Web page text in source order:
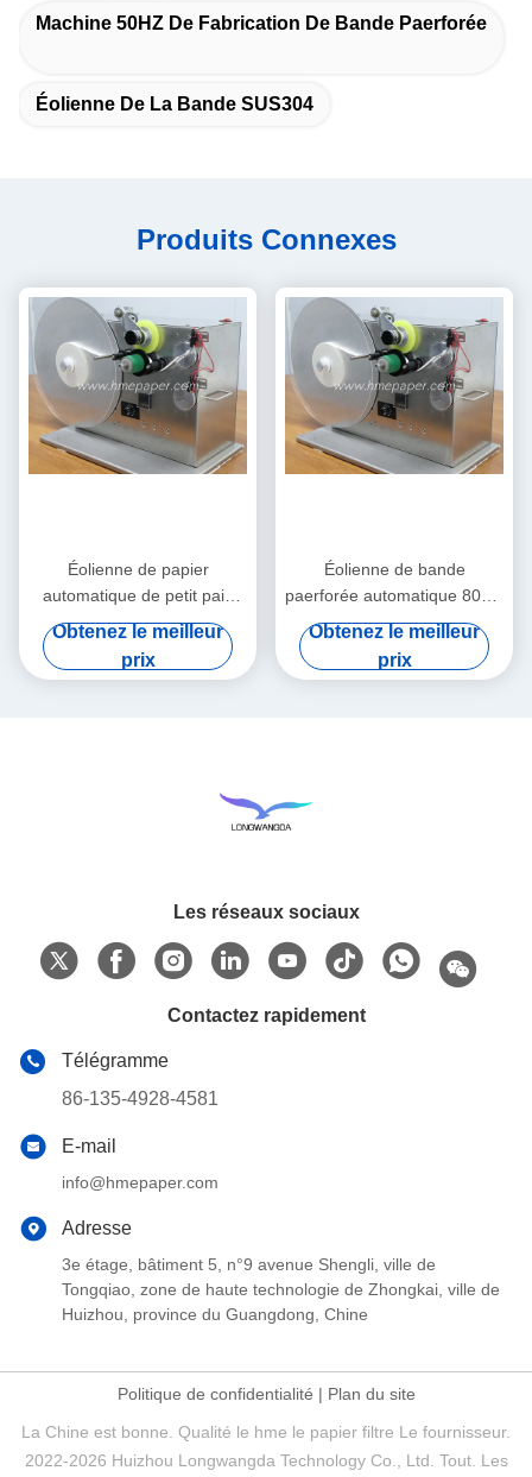
Machine 50HZ De Fabrication De Bande Paerforée
Éolienne De La Bande SUS304
Produits Connexes
Éolienne de papier
automatique de petit pain
d'éolienne de bande
Obtenez le meilleur
prix
Éolienne de bande
paerforée automatique 80cm
x 45cm x 55cm
Obtenez le meilleur
prix
Les réseaux sociaux
Contactez rapidement
Télégramme
86-135-4928-4581
E-mail
info@hmepaper.com
Adresse
3e étage, bâtiment 5, n°9 avenue Shengli, ville de
Tongqiao, zone de haute technologie de Zhongkai, ville de
Huizhou, province du Guangdong, Chine
Politique de confidentialité | Plan du site
La Chine est bonne. Qualité le hme le papier filtre Le fournisseur.
2022-2026 Huizhou Longwangda Technology Co., Ltd. Tout. Les